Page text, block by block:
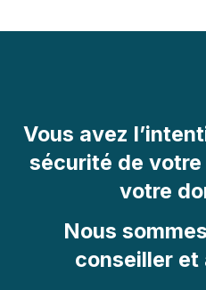
Vous avez
sécurité de
votre
Nous
conseiller et